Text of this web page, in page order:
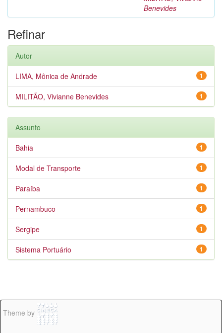
Benevides
Refinar
Autor
1
LIMA, Mônica de Andrade
1
MILITÃO, Vivianne Benevides
Assunto
1
Bahia
1
Modal de Transporte
1
Paraíba
1
Pernambuco
1
Sergipe
1
Sistema Portuário
Theme by